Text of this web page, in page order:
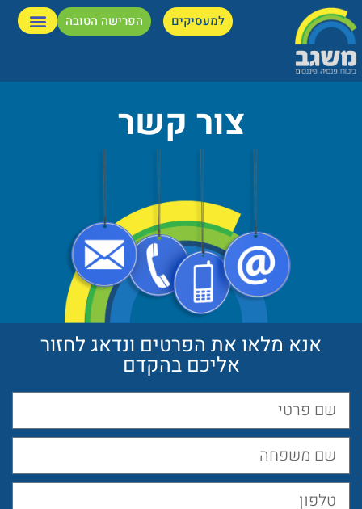
למעסיקים הפרישה הטובה
צור קשר
אנא מלאו את הפרטים ונדאג לחזור
אליכם בהקדם